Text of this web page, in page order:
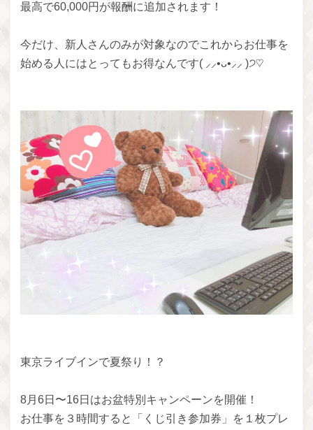
最高で60,000円が報酬に追加されます！
今だけ、新人さんのみが対象なのでこれからお仕事を
始める人にはとってもお得なんです( ⸝⸝•ᴗ•⸝⸝ )੭♡
東京ライブインで夏祭り！？
8月6日〜16日はお盆特別キャンペーンを開催！
お仕事を３時間すると「くじ引き参加券」を１枚プレ